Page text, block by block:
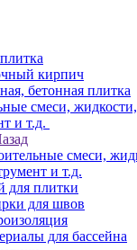
кирпич
бетонная плитка
смеси,
и т.д.
смеси,
и т.д.
для плитки
для швов
для бассейна